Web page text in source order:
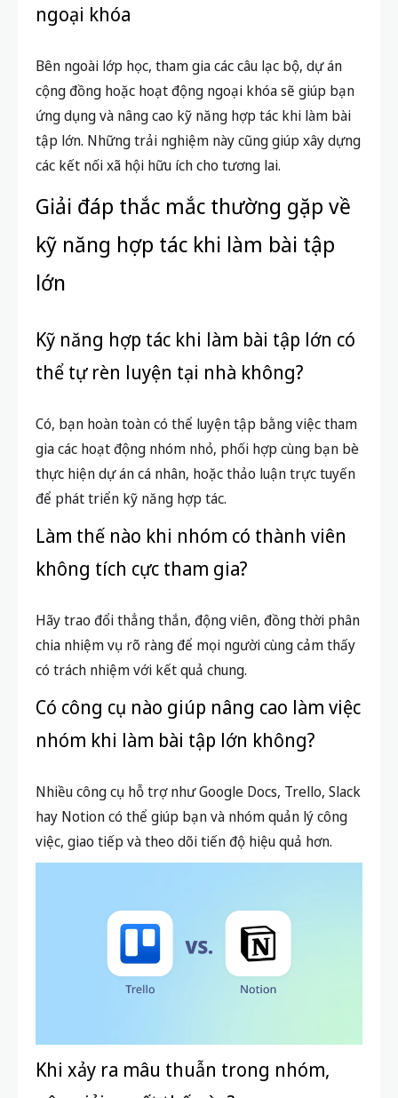
ngoại khóa
Bên ngoài lớp học, tham gia các câu lạc bộ, dự án
cộng đồng hoặc hoạt động ngoại khóa sẽ giúp bạn
ứng dụng và nâng cao kỹ năng hợp tác khi làm bài
tập lớn. Những trải nghiệm này cũng giúp xây dựng
các kết nối xã hội hữu ích cho tương lai.
Giải đáp thắc mắc thường gặp về
kỹ năng hợp tác khi làm bài tập
lớn
Kỹ năng hợp tác khi làm bài tập lớn có
thể tự rèn luyện tại nhà không?
Có, bạn hoàn toàn có thể luyện tập bằng việc tham
gia các hoạt động nhóm nhỏ, phối hợp cùng bạn bè
thực hiện dự án cá nhân, hoặc thảo luận trực tuyến
để phát triển kỹ năng hợp tác.
Làm thế nào khi nhóm có thành viên
không tích cực tham gia?
Hãy trao đổi thẳng thắn, động viên, đồng thời phân
chia nhiệm vụ rõ ràng để mọi người cùng cảm thấy
có trách nhiệm với kết quả chung.
Có công cụ nào giúp nâng cao làm việc
nhóm khi làm bài tập lớn không?
Nhiều công cụ hỗ trợ như Google Docs, Trello, Slack
hay Notion có thể giúp bạn và nhóm quản lý công
việc, giao tiếp và theo dõi tiến độ hiệu quả hơn.
Khi xảy ra mâu thuẫn trong nhóm,